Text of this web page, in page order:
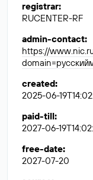
registrar:
RUCENTER-RF
admin-contact:
https://
created:
2025-06-
paid-till:
2027-06-
free-date:
2027-07-20